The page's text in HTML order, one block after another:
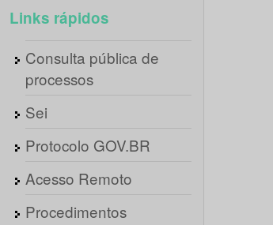
Links rápidos
Consulta pública de
processos
Sei
Protocolo GOV.BR
Acesso Remoto
Procedimentos